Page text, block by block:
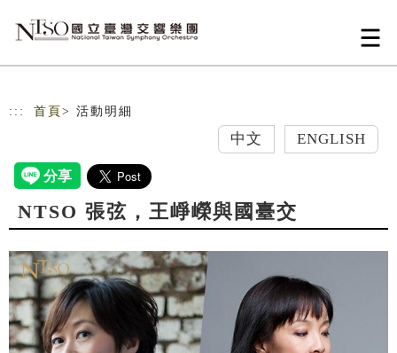
::: 首頁 > 活動明細
中文 ENGLISH
NTSO 張弦，王崢嶸與國臺交